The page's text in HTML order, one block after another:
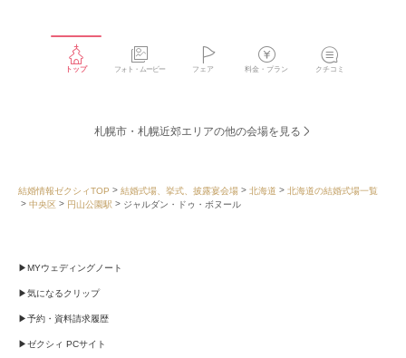
る
トップ フォト・ムービー フェア 料金・プラン クチコミ
札幌市・札幌近郊エリアの他の会場を見る
結婚情報ゼクシィTOP 結婚式場、挙式、披露宴会場 北海道
北海道の結婚式場一覧
中央区
円山公園駅 ジャルダン・ドゥ・ボヌール
MYウェディングノート
気になるクリップ
予約・資料請求履歴
ゼクシィ PCサイト